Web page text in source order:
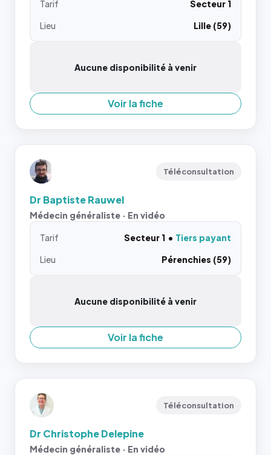
Tarif
Secteur 1
Lieu
Lille (59)
Aucune disponibilité à venir
Voir la fiche
Téléconsultation
Dr Baptiste Rauwel
Médecin généraliste · En vidéo
Tarif Secteur 1
Tiers payant
Lieu
Pérenchies (59)
Aucune disponibilité à venir
Voir la fiche
Téléconsultation
Dr Christophe Delepine
Médecin généraliste · En vidéo